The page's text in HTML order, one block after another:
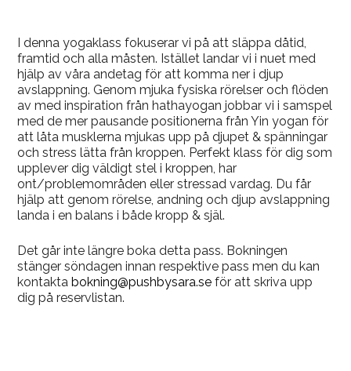
I denna yogaklass fokuserar vi på att släppa dåtid,
framtid och alla måsten. Istället landar vi i nuet med
hjälp av våra andetag för att komma ner i djup
avslappning. Genom mjuka fysiska rörelser och flöden
av med inspiration från hathayogan jobbar vi i samspel
med de mer pausande positionerna från Yin yogan för
att låta musklerna mjukas upp på djupet & spänningar
och stress lätta från kroppen. Perfekt klass för dig som
upplever dig väldigt stel i kroppen, har
ont/problemområden eller stressad vardag. Du får
hjälp att genom rörelse, andning och djup avslappning
landa i en balans i både kropp & själ.
Det går inte längre boka detta pass. Bokningen
stänger söndagen innan respektive pass men du kan
kontaktabokning@pushbysara.se för att skriva upp
dig på reservlistan.